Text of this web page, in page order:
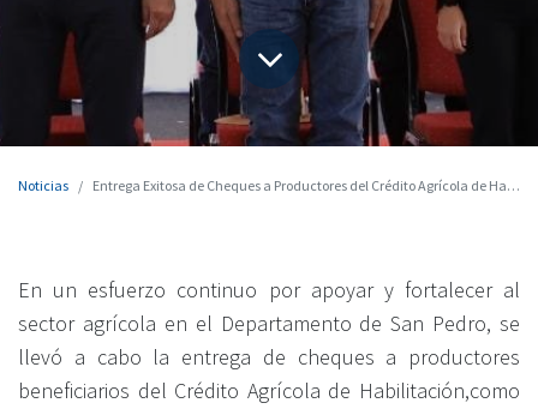
Noticias Entrega Exitosa de Cheques a Productores del Crédito Agrícola de Habilitación en el Departamento de San Pedro
En un esfuerzo continuo por apoyar y fortalecer al
sector agrícola en el Departamento de San Pedro, se
llevó a cabo la entrega de cheques a productores
beneficiarios del Crédito Agrícola de Habilitación,como